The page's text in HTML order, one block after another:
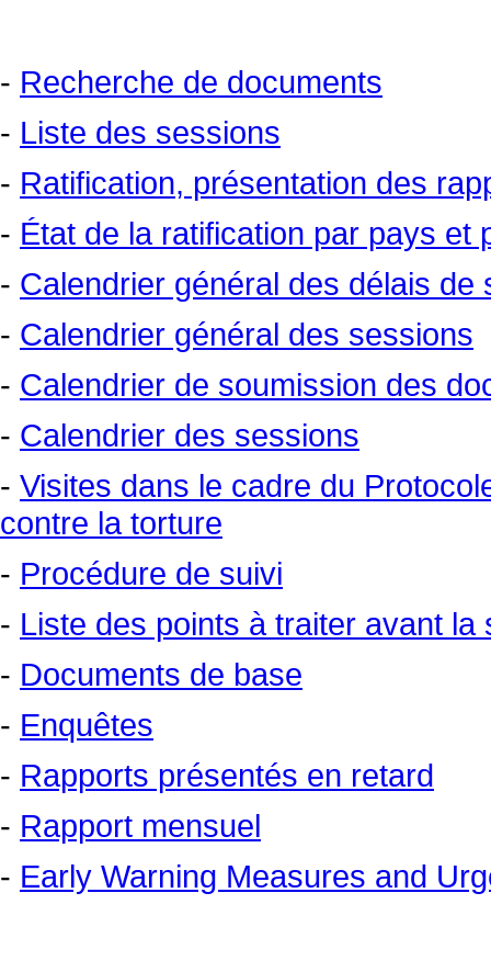
- Recherche de documents
- Liste des sessions
- Ratification, présentation des
- État de la ratification par pays et
- Calendrier général des délais
- Calendrier général des sessions
- Calendrier de soumission des
- Calendrier des sessions
- Visites dans le cadre du
contre la torture
- Procédure de suivi
- Liste des points à traiter avant
- Documents de base
- Enquêtes
- Rapports présentés en retard
- Rapport mensuel
- Early Warning Measures and